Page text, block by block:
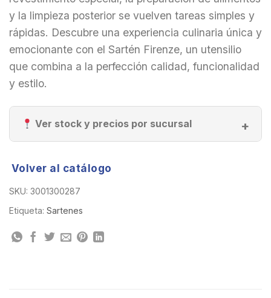
y la limpieza posterior se vuelven tareas simples y
rápidas. Descubre una experiencia culinaria única y
emocionante con el Sartén Firenze, un utensilio
que combina a la perfección calidad, funcionalidad
y estilo.
Ver stock y precios por sucursal
Volver al catálogo
SKU: 3001300287
Etiqueta: Sartenes